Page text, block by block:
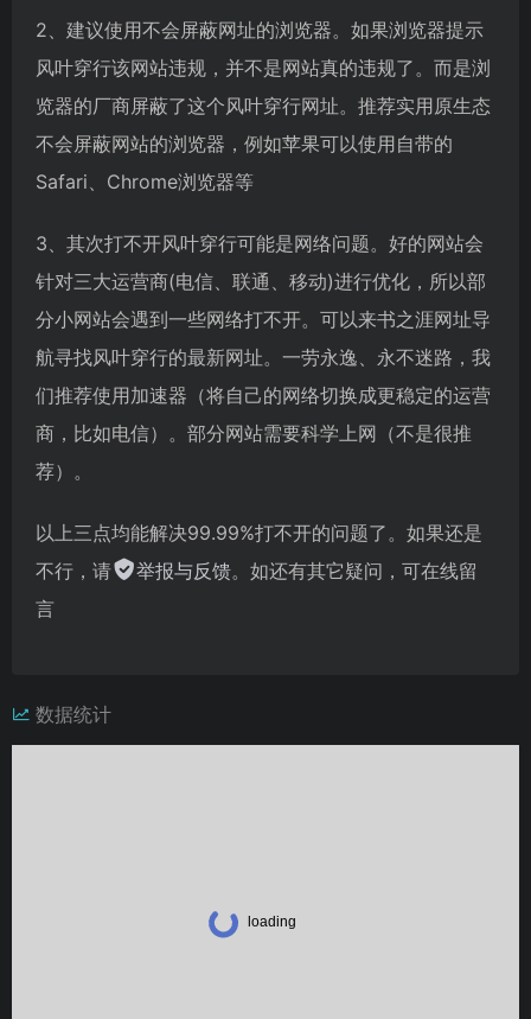
2、建议使用不会屏蔽网址的浏览器。如果浏览器提示
风叶穿行该网站违规，并不是网站真的违规了。而是浏
览器的厂商屏蔽了这个风叶穿行网址。推荐实用原生态
不会屏蔽网站的浏览器，例如苹果可以使用自带的
Safari、Chrome浏览器等
3、其次打不开风叶穿行可能是网络问题。好的网站会
针对三大运营商(电信、联通、移动)进行优化，所以部
分小网站会遇到一些网络打不开。可以来书之涯网址导
航寻找风叶穿行的最新网址。一劳永逸、永不迷路，我
们推荐使用加速器（将自己的网络切换成更稳定的运营
商，比如电信）。部分网站需要科学上网（不是很推
荐）。
以上三点均能解决99.99%打不开的问题了。如果还是
不行，请
举报与反馈。如还有其它疑问，可在线留
言
数据统计